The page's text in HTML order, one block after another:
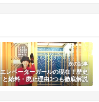
次の記事
エレベーターガールの現在！歴史
と給料・廃止理由3つも徹底解説